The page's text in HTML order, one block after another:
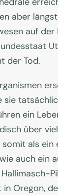
aber
auf der
der Tod.
sie
ein
über
als ein
auch ein
in Oregon,